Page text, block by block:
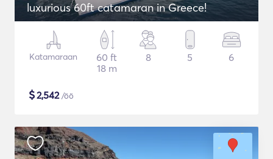
luxurious 60ft catamaran in Greece!
Katamaraan
60 ft
18 m
8 5 6
$2,542/öö